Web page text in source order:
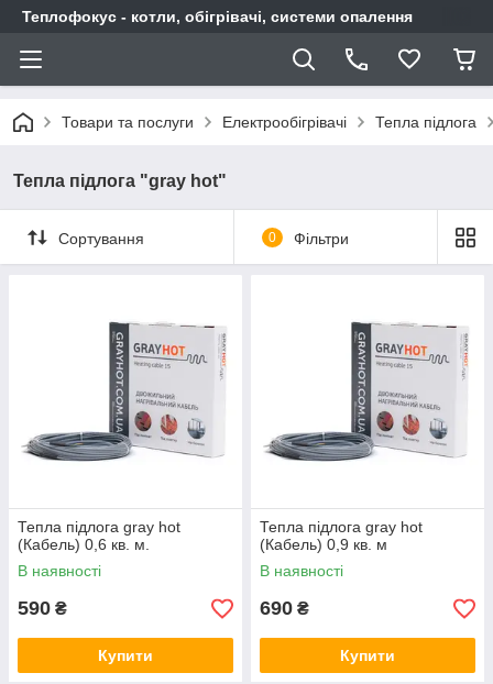
Теплофокус - котли, обігрівачі, системи опалення
Товари та послуги Електрообігрівачі Тепла підлога
Тепла підлога "gray hot"
Сортування 0 Фільтри
Тепла підлога gray hot
(Кабель) 0,6 кв. м.
В наявності
590 ₴
Купити
Тепла підлога gray hot
(Кабель) 0,9 кв. м
В наявності
690 ₴
Купити